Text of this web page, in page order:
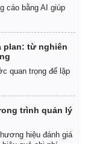
Quốc phòng
cáo bằng AI giúp
plan: từ nghiên
quan trọng để lập
trình quản lý
hiệu đánh giá